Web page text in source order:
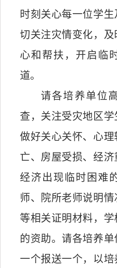
时刻关心每一位学
切关注灾情变化，
心和帮扶，开启临
道。
请各培养单位
查，关注受灾地区学
做好关心关怀、心
亡、房屋受损、经
经济出现临时困难
师、 院所老师说明情
等相关证明材料，学
的资助。请各培养单
一个报送一个，以培